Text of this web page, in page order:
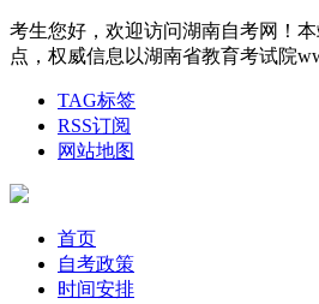
考生您好，欢迎访问湖南自考网！
点，权威信息以湖南省教育考试院
TAG标签
RSS订阅
网站地图
首页
自考政策
时间安排